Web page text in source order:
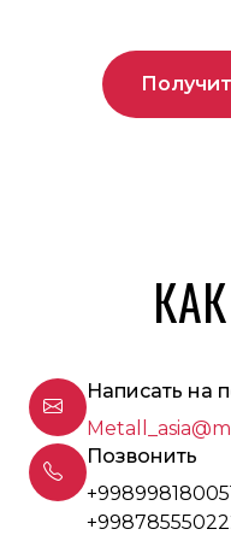
Написать на
Позвонить